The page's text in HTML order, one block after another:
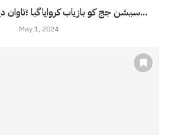
سیشن جج کو بازیاب کروایا گیا ؛تاوان دینے کی خبر جھوٹی ہے...
May 1, 2024